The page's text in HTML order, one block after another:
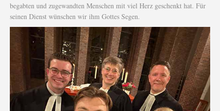
begabten und zugewandten Menschen mit viel Herz geschenkt hat. Für
seinen Dienst wünschen wir ihm Gottes Segen.